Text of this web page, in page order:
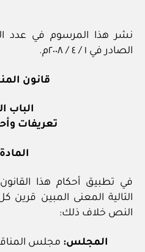
الصادر في ١ / ٤ / ٢٠٠٨م.
قانون
الباب
تعريفات
المادة
في تطبيق أحكام هذا
التالية المعنى المبين
النص خلاف ذلك:
المجلس: مجلس